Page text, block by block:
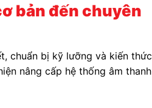
bản đến chuyên
chuẩn bị kỹ lưỡng và kiến thức
nâng cấp hệ thống âm thanh